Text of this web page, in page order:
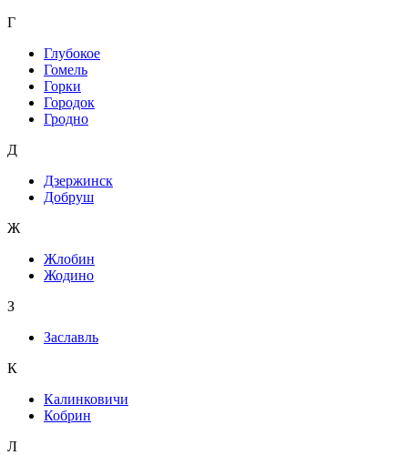
Г
Глубокое
Гомель
Горки
Городок
Гродно
Д
Дзержинск
Добруш
Ж
Жлобин
Жодино
З
Заславль
К
Калинковичи
Кобрин
Л